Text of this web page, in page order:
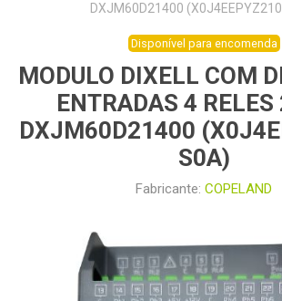
DXJM60D21400
Disponível para encomenda
MODULO DIXELL COM
ENTRADAS 4 RELES
DXJM60D21400
S0A)
Fabricante: COPELAND